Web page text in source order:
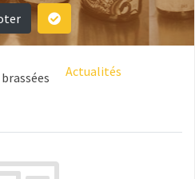
Actualités